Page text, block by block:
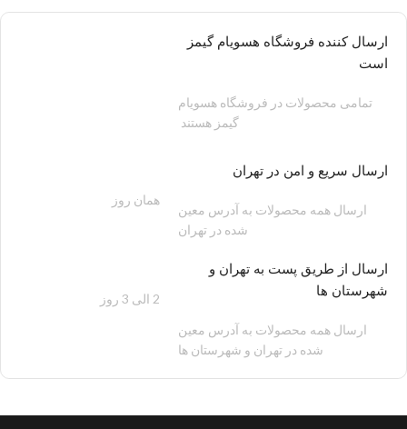
ارسال کننده فروشگاه هسویام گیمز
است
تمامی محصولات در فروشگاه هسویام
گیمز هستند
ارسال سریع و امن در تهران
ارسال همه محصولات به آدرس معین
شده در تهران
همان روز
ارسال از طریق پست به تهران و
شهرستان ها
ارسال همه محصولات به آدرس معین
شده در تهران و شهرستان ها
2 الی 3 روز